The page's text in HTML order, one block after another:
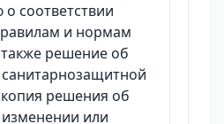
соответствии
и нормам
решение об
решения об
или